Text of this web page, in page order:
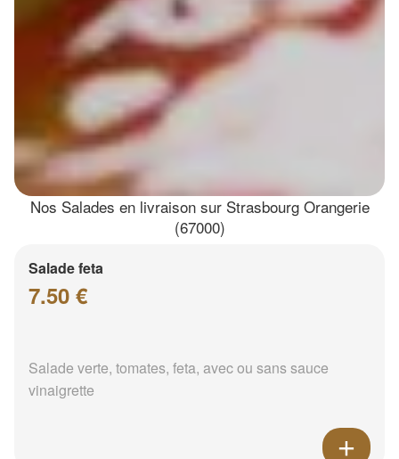
Nos Salades en livraison sur Strasbourg Orangerie
(67000)
Salade feta
7.50 €
Salade verte, tomates, feta, avec ou sans sauce
vinaigrette